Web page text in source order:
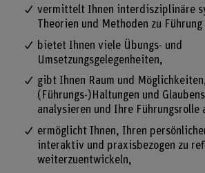
vermittelt Ihnen interdisziplinäre
Theorien und Methoden zu
bietet Ihnen viele Übungs- und
Umsetzungsgelegenheiten,
gibt Ihnen Raum und
(Führungs-)Haltungen und
analysieren und Ihre Führungsrolle
ermöglicht Ihnen, Ihren
interaktiv und praxisbezogen zu
weiterzuentwickeln,